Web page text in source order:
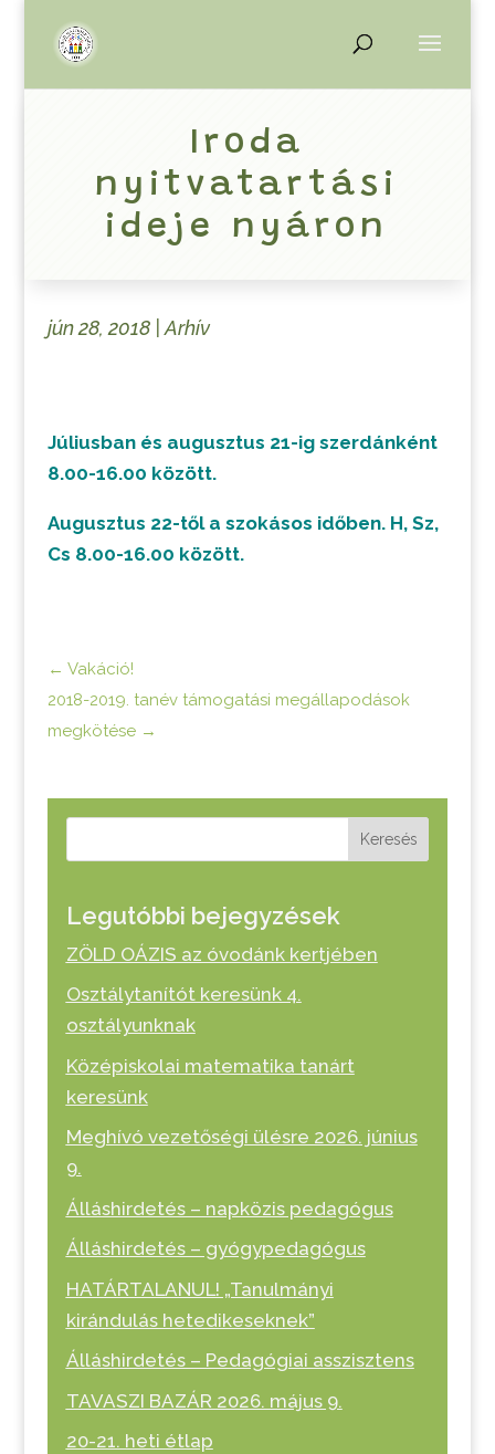
Iroda
nyitvatartási
ideje nyáron
jún 28, 2018| Arhív
Júliusban és augusztus 21-ig szerdánként
8.00-16.00 között.
Augusztus 22-től a szokásos időben. H, Sz,
Cs 8.00-16.00 között.
← Vakáció!
2018-2019. tanév támogatási megállapodások
megkötése→
Keresés
Legutóbbi bejegyzések
ZÖLD OÁZIS az óvodánk kertjében
Osztálytanítót keresünk 4.
osztályunknak
Középiskolai matematika tanárt
keresünk
Meghívó vezetőségi ülésre 2026. június
9.
Álláshirdetés – napközis pedagógus
Álláshirdetés – gyógypedagógus
HATÁRTALANUL! „Tanulmányi
kirándulás hetedikeseknek”
Álláshirdetés – Pedagógiai asszisztens
TAVASZI BAZÁR 2026. május 9.
20-21. heti étlap